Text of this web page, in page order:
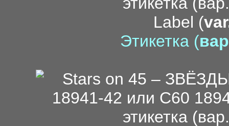
Label (
Этикетка (